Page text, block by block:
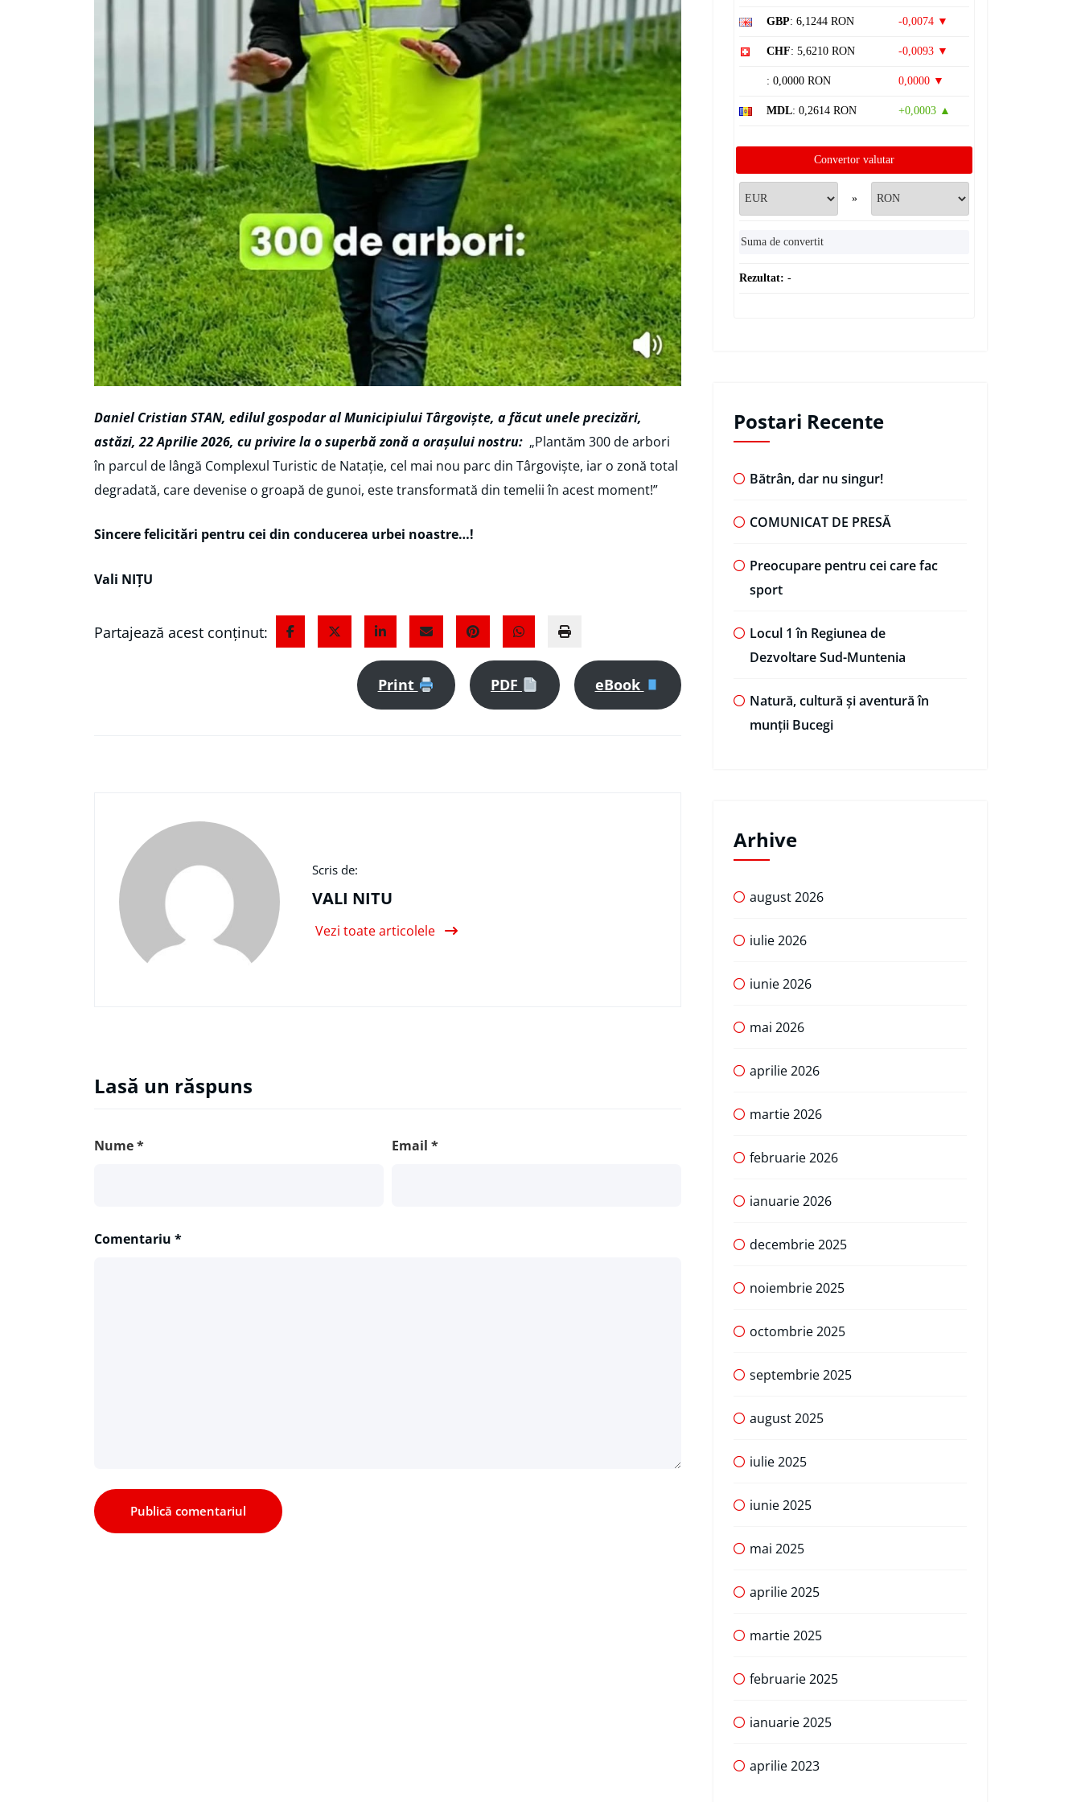
Daniel Cristian STAN, edilul gospodar al Municipiului Târgoviște, a făcut unele precizări,
astăzi, 22 Aprilie 2026, cu privire la o superbă zonă a orașului nostru: „Plantăm 300 de arbori
în parcul de lângă Complexul Turistic de Natație, cel mai nou parc din Târgoviște, iar o zonă total
degradată, care devenise o groapă de gunoi, este transformată din temelii în acest moment!”
Sincere felicitări pentru cei din conducerea urbei noastre…!
Vali NIȚU
Partajează acest conținut:
Print PDF eBook
Scris de:
VALI NITU
Vezi toate articolele
Lasă un răspuns
Nume* Email *
Comentariu *
GBP: 6,1244 RON -0,0074 ▼
CHF: 5,6210 RON -0,0093 ▼
: 0,0000 RON 0,0000 ▼
MDL: 0,2614 RON +0,0003 ▲
Convertor valutar
»
Rezultat: -
Postari Recente
Bătrân, dar nu singur!
COMUNICAT DE PRESĂ
Preocupare pentru cei care fac
sport
Locul 1 în Regiunea de
Dezvoltare Sud-Muntenia
Natură, cultură și aventură în
munții Bucegi
Arhive
august 2026
iulie 2026
iunie 2026
mai 2026
aprilie 2026
martie 2026
februarie 2026
ianuarie 2026
decembrie 2025
noiembrie 2025
octombrie 2025
septembrie 2025
august 2025
iulie 2025
iunie 2025
mai 2025
aprilie 2025
martie 2025
februarie 2025
ianuarie 2025
aprilie 2023